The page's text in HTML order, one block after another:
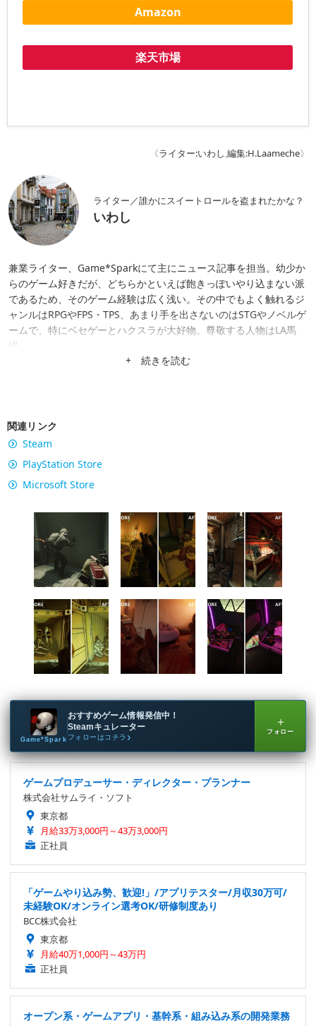
Amazon
楽天市場
《ライター:いわし,編集:H.Laameche》
ライター／誰かにスイートロールを盗まれたかな？
いわし
兼業ライター、Game*Sparkにて主にニュース記事を担当。幼少か
らのゲーム好きだが、どちらかといえば飽きっぽいやり込まない派
であるため、そのゲーム経験は広く浅い。その中でもよく触れるジ
ャンルはRPGやFPS・TPS、あまり手を出さないのはSTGやノベルゲ
ームで、特にベセゲーとハクスラが大好物。尊敬する人物はLA馬
場。
+ 続きを読む
関連リンク
Steam
PlayStation Store
Microsoft Store
Game*Spark
おすすめゲーム情報発信中！
Steamキュレーター
フォローはコチラ
＋
フォロー
ゲームプロデューサー・ディレクター・プランナー
株式会社サムライ・ソフト
東京都
月給33万3,000円～43万3,000円
正社員
「ゲームやり込み勢、歓迎!」/アプリテスター/月収30万可/
未経験OK/オンライン選考OK/研修制度あり
BCC株式会社
東京都
月給40万1,000円～43万円
正社員
オープン系・ゲームアプリ・基幹系・組み込み系の開発業務